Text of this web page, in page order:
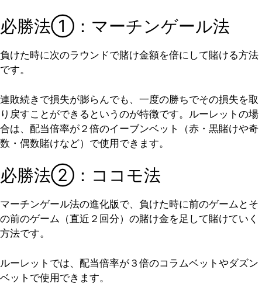
必勝法①：マーチンゲール法
負けた時に次のラウンドで賭け金額を倍にして賭ける方法
です。
連敗続きで損失が膨らんでも、一度の勝ちでその損失を取
り戻すことができるというのが特徴です。ルーレットの場
合は、配当倍率が２倍のイーブンベット（赤・黒賭けや奇
数・偶数賭けなど）で使用できます。
必勝法②：ココモ法
マーチンゲール法の進化版で、負けた時に前のゲームとそ
の前のゲーム（直近２回分）の賭け金を足して賭けていく
方法です。
ルーレットでは、配当倍率が３倍のコラムベットやダズン
ベットで使用できます。